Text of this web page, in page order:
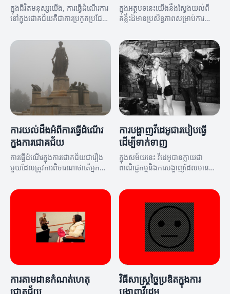
ក្នុងជីវិតមនុស្សយើង, ការធ្វើដំណើរការ
នៅក្នុងជោគជ័យគឺជាការប្រកួតប្រជែង
អាចជួយយើងក្នុងការបង្កើតនូវ
កំណត់ហេតុជោគជ័យ។
ការយល់ដឹងអំពីការធ្វើដំណើរ
ក្នុងការជោគជ័យ
ការធ្វើដំណើរក្នុងការជោគជ័យជារឿង
មួយដែលត្រូវការពិចារណាថាតើអ្នក
សូមមើលអត្ថបទនេះសម្រាប់ព័ត៌មាន
លម្អិត។
ការតាមដានកំណត់ហេតុ
ក្នុងអត្ថបទនេះយើងនឹងស្វែងយល់ពី
គន្លឹះដ៏មានប្រសិទ្ធភាពសម្រាប់ការ
ការបង្ហាញវីដេអូជារបៀបធ្វើ
ដើម្បីទាក់ទាញ
ក្នុងសម័យនេះ វីដេអូបានក្លាយជា
ពាណិជ្ជកម្មនិងការបង្ហាញដែលមានការ
ពីរបៀបក្នុងការបង្ហាញវីដេអូគ្រប់គ្រាន់
សម្រាប់អាជីវកម្មរបស់អ្នក។
វិធីសាស្ត្រច្នៃប្រឌិតក្នុងការ